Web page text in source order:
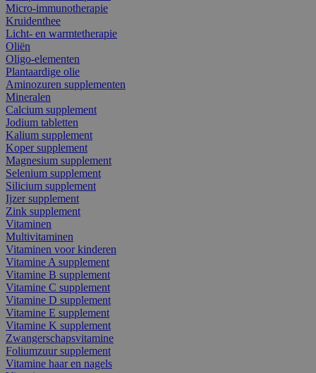
Micro-immunotherapie
Kruidenthee
Licht- en warmtetherapie
Oliën
Oligo-elementen
Plantaardige olie
Aminozuren supplementen
Mineralen
Calcium supplement
Jodium tabletten
Kalium supplement
Koper supplement
Magnesium supplement
Selenium supplement
Silicium supplement
Ijzer supplement
Zink supplement
Vitaminen
Multivitaminen
Vitaminen voor kinderen
Vitamine A supplement
Vitamine B supplement
Vitamine C supplement
Vitamine D supplement
Vitamine E supplement
Vitamine K supplement
Zwangerschapsvitamine
Foliumzuur supplement
Vitamine haar en nagels